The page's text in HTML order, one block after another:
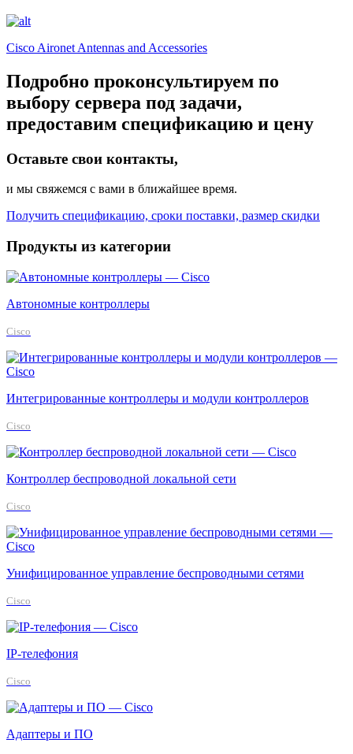
Cisco Aironet Antennas and Accessories
Подробно проконсультируем по
выбору сервера под задачи,
предоставим спецификацию и цену
Оставьте свои контакты,
и мы свяжемся с вами в ближайшее время.
Получить спецификацию, сроки поставки, размер скидки
Продукты из категории
Автономные контроллеры
Cisco
Интегрированные контроллеры и модули контроллеров
Cisco
Контроллер беспроводной локальной сети
Cisco
Унифицированное управление беспроводными сетями
Cisco
IP-телефония
Cisco
Адаптеры и ПО